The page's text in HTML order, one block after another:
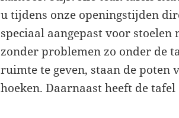
u tijdens onze openingstijden
speciaal aangepast voor
zonder problemen zo onder de
ruimte te geven, staan de
hoeken. Daarnaast heeft de